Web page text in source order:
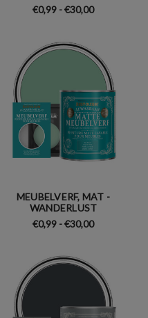
€0,99 - €30,00
MEUBELVERF, MAT -
WANDERLUST
€0,99 - €30,00